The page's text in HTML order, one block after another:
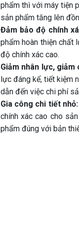
phẩm thì với máy tiện
sản phẩm tăng lên
Đảm bảo độ chính
phẩm hoàn thiện chất
độ chính xác cao.
Giảm nhân lực, giảm
lực đáng kể, tiết kiệm
dẫn đến việc chi phí
Gia công chi tiết nhỏ:
chính xác cao cho
phẩm đúng với bản